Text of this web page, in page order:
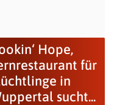
Hope,
für
in
sucht...